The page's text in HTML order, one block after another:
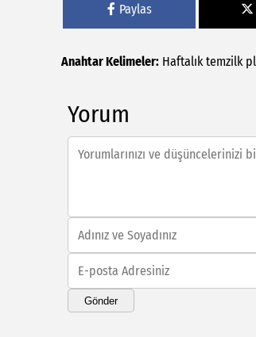
Paylas
Anahtar Kelimeler: Haftalık temzilk
Yorum
Gönder